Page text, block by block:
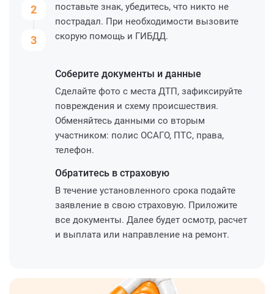
2
3
поставьте знак, убедитесь, что никто не
пострадал. При необходимости вызовите
скорую помощь и ГИБДД.
Соберите документы и данные
Сделайте фото с места ДТП, зафиксируйте
повреждения и схему происшествия.
Обменяйтесь данными со вторым
участником: полис ОСАГО, ПТС, права,
телефон.
Обратитесь в страховую
В течение установленного срока подайте
заявление в свою страховую. Приложите
все документы. Далее будет осмотр, расчет
и выплата или направление на ремонт.